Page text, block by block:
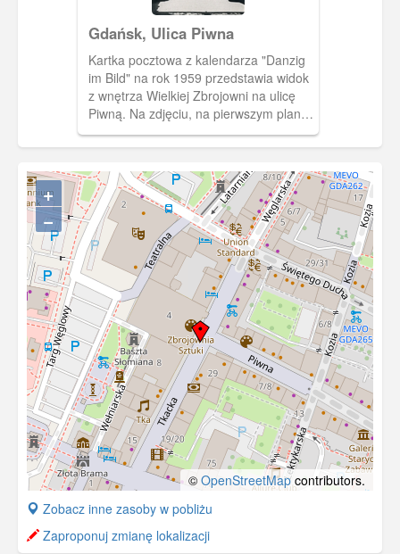
Gdańsk, Ulica Piwna
Kartka pocztowa z kalendarza "Danzig
im Bild" na rok 1959 przedstawia widok
z wnętrza Wielkiej Zbrojowni na ulicę
Piwną. Na zdjęciu, na pierwszym planie
widzimy sylwetki trzech młodych kobiet
idących w stronę fotografującego.
obowiązującą w latach 40-tych XX w.
modą.
+
−
© OpenStreetMapcontributors.
+
−
Zobacz inne zasoby w pobliżu
Zaproponuj zmianę lokalizacji